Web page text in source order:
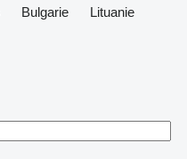
Bulgarie
Lituanie